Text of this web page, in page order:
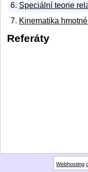
6. Speciální teorie
7. Kinematika
Referáty
Webhosting